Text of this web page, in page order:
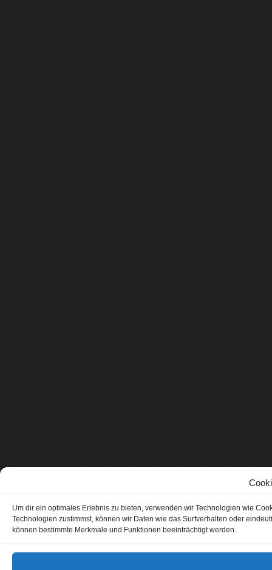
Um dir ein optimales Erlebnis zu bieten, verwenden wir Technologien wie
Technologien zustimmst, können wir Daten wie das Surfverhalten oder
können bestimmte Merkmale und Funktionen beeinträchtigt werden.